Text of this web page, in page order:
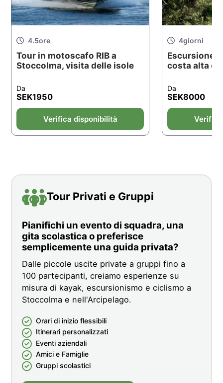
4.5ore
Tour in motoscafo RIB a
Stoccolma, visita delle isole
Da
SEK1950
Verifica disponibilità
4giorni
Escursione
costa alta
Da
SEK8000
Tour Privati e Gruppi
Pianifichi un evento di squadra, una
gita scolastica o preferisce
semplicemente una guida privata?
Dalle piccole uscite private a gruppi fino a
100 partecipanti, creiamo esperienze su
misura di kayak, escursionismo e ciclismo a
Stoccolma e nell'Arcipelago.
Orari di inizio flessibili
Itinerari personalizzati
Eventi aziendali
Amici e Famiglie
Gruppi scolastici